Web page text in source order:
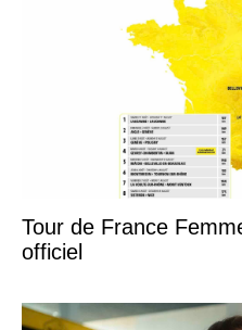
Tour de France
officiel